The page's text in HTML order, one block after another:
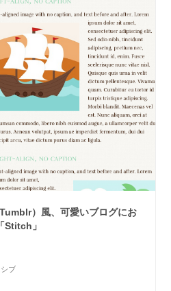
）風、可愛いブログにお
Stitch」
ブ